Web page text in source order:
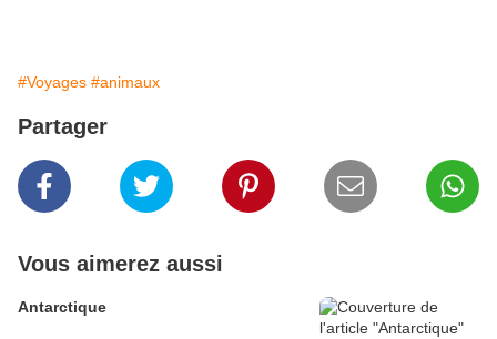
#Voyages #animaux
Partager
Vous aimerez aussi
Antarctique